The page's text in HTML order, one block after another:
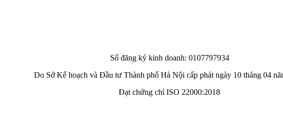
Số đăng ký kinh doanh: 0107797934
Do Sở Kế hoạch và Đầu tư Thành phố Hà Nội cấp phát ngày 10 tháng 04
Đạt chứng chỉ ISO 22000:2018